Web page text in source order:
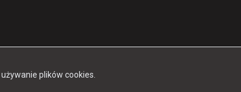
2026 Muzeum Powstania Warszawskiego
plików cookies.